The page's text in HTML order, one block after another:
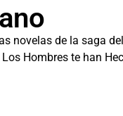
novelas de la saga
Hombres te han